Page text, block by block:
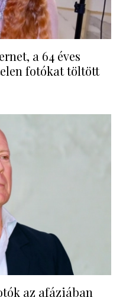
a 64 éves
fotókat töltött
az afáziában